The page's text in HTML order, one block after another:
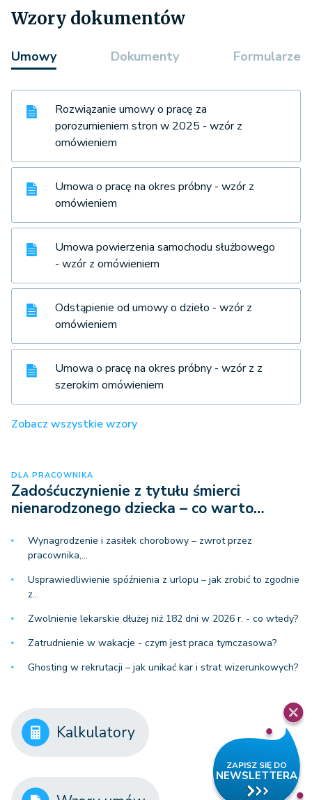
Wzory dokumentów
Umowy Dokumenty Formularze
Rozwiązanie umowy o pracę za
porozumieniem stron w 2025 - wzór z
omówieniem
Umowa o pracę na okres próbny - wzór z
omówieniem
Umowa powierzenia samochodu służbowego
- wzór z omówieniem
Odstąpienie od umowy o dzieło - wzór z
omówieniem
Umowa o pracę na okres próbny - wzór z z
szerokim omówieniem
Zobacz wszystkie wzory
DLA PRACOWNIKA
Zadośćuczynienie z tytułu śmierci
nienarodzonego dziecka – co warto…
Wynagrodzenie i zasiłek chorobowy – zwrot przez
pracownika,…
Usprawiedliwienie spóźnienia z urlopu – jak zrobić to zgodnie
z…
Zwolnienie lekarskie dłużej niż 182 dni w 2026 r. - co wtedy?
Zatrudnienie w wakacje - czym jest praca tymczasowa?
Ghosting w rekrutacji – jak unikać kar i strat wizerunkowych?
Kalkulatory